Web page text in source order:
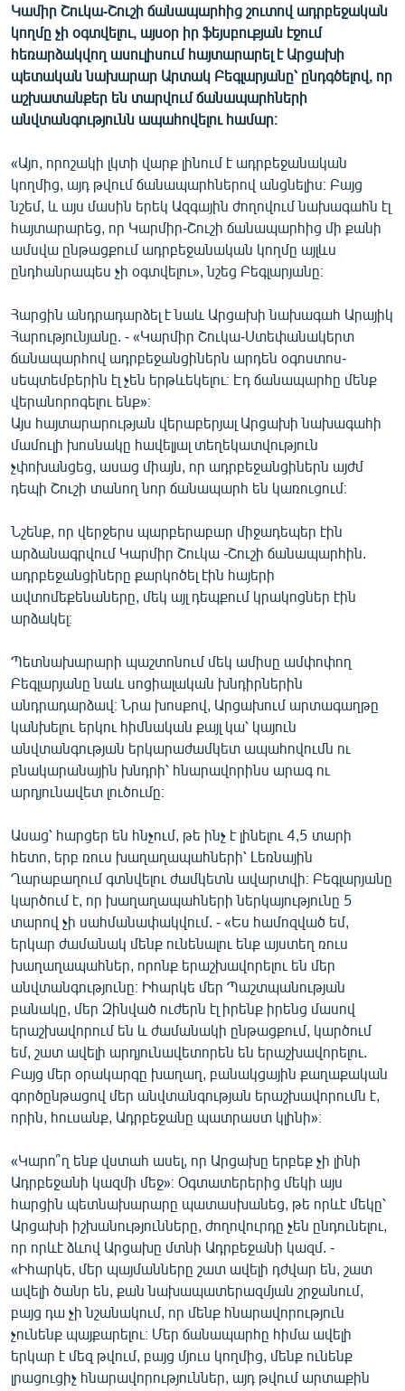
ՏԵՍԱՆՅՈՒԹԵՐ
ԲԱՆԱՎԵՃ
ՁԳՏԵԼՈՎ ԼԱՎԱԳՈՒՅՆԻՆ
ՓՈԴՔԱՍԹ
Հայերեն
English
Русский
ՀԵՏԵՎԵՔ ՄԵԶ
«Ազատության» բոլոր կայքերը
Կամիր Շուկա-Շուշի ճանապարհից շուտով ադրբեջական
կողմը չի օգտվելու, այսօր իր ֆեյսբուքյան էջում
հեռարձակվող ասուլիսում հայտարարել է Արցախի
պետական նախարար Արտակ Բեգլարյանը՝ ընդգծելով, որ
աշխատանքեր են տարվում ճանապարհների
անվտանգությունն ապահովելու համար։
«Այո, որոշակի լկտի վարք լինում է ադրբեջանական
կողմից, այդ թվում ճանապարհներով անցնելիս։ Բայց
նշեմ, և այս մասին երեկ Ազգային ժողովում նախագահն էլ
հայտարարեց, որ Կարմիր-Շուշի ճանապարհից մի քանի
ամսվա ընթացքում ադրբեջանական կողմը այլևս
ընդհանրապես չի օգտվելու», նշեց Բեգլարյանը։
Հարցին անդրադարձել է նաև Արցախի նախագահ Արայիկ
Հարությունյանը. - «Կարմիր Շուկա-Ստեփանակերտ
ճանապարհով ադրբեջանցիներն արդեն օգոստոս-
սեպտեմբերին էլ չեն երթևեկելու։ Էդ ճանապարհը մենք
վերանորոգելու ենք»։
Այս հայտարարության վերաբերյալ Արցախի նախագահի
մամուլի խոսնակը հավելյալ տեղեկատվություն
չփոխանցեց, ասաց միայն, որ ադրբեջանցիներն այժմ
դեպի Շուշի տանող նոր ճանապարհ են կառուցում։
Նշենք, որ վերջերս պարբերաբար միջադեպեր էին
արձանագրվում Կարմիր Շուկա -Շուշի ճանապարհին.
ադրբեջանցիները քարկոծել էին հայերի
ավտոմեքենաները, մեկ այլ դեպքում կրակոցներ էին
արձակել։
Պետնախարարի պաշտոնում մեկ ամիսը ամփոփող
Բեգլարյանը նաև սոցիալական խնդիրներին
անդրադարձավ։ Նրա խոսքով, Արցախում արտագաղթը
կանխելու երկու հիմնական քայլ կա՝ կայուն
անվտանգության երկարաժամկետ ապահովումն ու
բնակարանային խնդրի՝ հնարավորինս արագ ու
արդյունավետ լուծումը։
Ասաց՝ հարցեր են հնչում, թե ինչ է լինելու 4,5 տարի
հետո, երբ ռուս խաղաղապահների՝ Լեռնային
Ղարաբաղում գտնվելու ժամկետն ավարտվի։ Բեգլարյանը
կարծում է, որ խաղաղապահների ներկայությունը 5
տարով չի սահմանափակվում. - «Ես համոզված եմ,
երկար ժամանակ մենք ունենալու ենք այստեղ ռուս
խաղաղապահներ, որոնք երաշխավորելու են մեր
անվտանգությունը։ Իհարկե մեր Պաշտպանության
բանակը, մեր Զինված ուժերն էլ իրենք իրենց մասով
երաշխավորում են և ժամանակի ընթացքում, կարծում
եմ, շատ ավելի արդյունավետորեն են երաշխավորելու.
Բայց մեր օրակարգը խաղաղ, բանակցային քաղաքական
գործընթացով մեր անվտանգության երաշխավորումն է,
որին, հուսանք, Ադրբեջանը պատրաստ կլինի»։
«Կարո՞ղ ենք վստահ ասել, որ Արցախը երբեք չի լինի
Ադրբեջանի կազմի մեջ»։ Օգտատերերից մեկի այս
հարցին պետնախարարը պատասխանեց, թե որևէ մեկը՝
Արցախի իշխանությունները, ժողովուրդը չեն ընդունելու,
որ որևէ ձևով Արցախը մտնի Ադրբեջանի կազմ. -
«Իհարկե, մեր պայմանները շատ ավելի դժվար են, շատ
ավելի ծանր են, քան նախապատերազմյան շրջանում,
բայց դա չի նշանակում, որ մենք հնարավորություն
չունենք պայքարելու։ Մեր ճանապարհը հիմա ավելի
երկար է մեզ թվում, բայց մյուս կողմից, մենք ունենք
լրացուցիչ հնարավորություններ, այդ թվում արտաքին